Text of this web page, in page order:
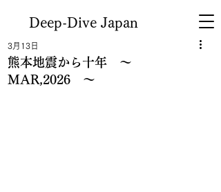
Deep-Dive Japan
熊本地震から十年 ～
MAR,2026 ～
3月13日